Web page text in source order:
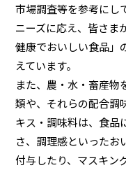
市場調査等を参考にし
ニーズに応え、皆さま
健康でおいしい食品」
えています。
また、農・水・畜産物
類や、それらの配合調
キス・調味料は、食品
さ、調理感といったお
付与したり、マスキン